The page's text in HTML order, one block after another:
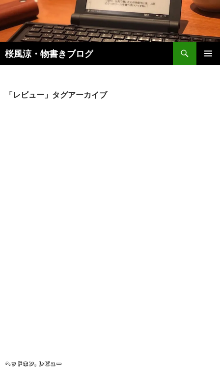
桜風涼・物書きブログ
検
索
ン「レビュー」タグアーカイブ
ヘッドホン, レビュー